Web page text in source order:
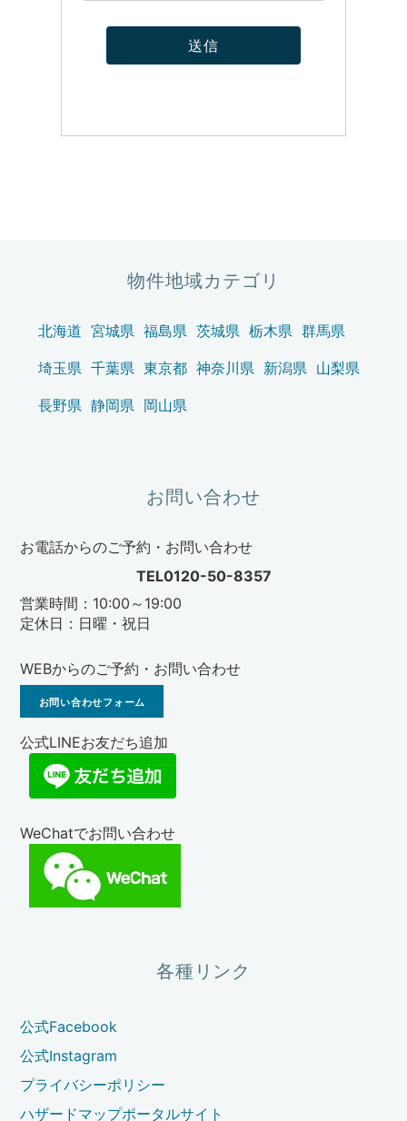
物件地域カテゴリ
北海道 宮城県 福島県 茨城県 栃木県 群馬県
埼玉県 千葉県 東京都 神奈川県 新潟県 山梨県
長野県 静岡県 岡山県
お問い合わせ
お電話からのご予約・お問い合わせ
TEL0120-50-8357
営業時間：10:00～19:00
定休日：日曜・祝日
WEBからのご予約・お問い合わせ
お問い合わせフォーム
公式LINEお友だち追加
WeChatでお問い合わせ
各種リンク
公式Facebook
公式Instagram
プライバシーポリシー
ハザードマップポータルサイト